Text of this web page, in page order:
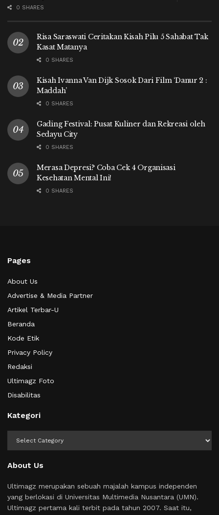
0 SHARES
Risa Saraswati Ceritakan Kisah Pilu 5 Sahabat Tak
Kasat Matanya
0 SHARES
Kisah Ivanna Van Dijk Sosok Dari Film ‘Danur 2 :
Maddah’
0 SHARES
Gading Festival: Pusat Kuliner dan Rekreasi oleh
Sedayu City
0 SHARES
Merasa Depresi? Coba Cek 4 Organisasi
Kesehatan Mental Ini!
0 SHARES
Pages
About Us
Advertise & Media Partner
Artikel Terbar-U
Beranda
Kode Etik
Privacy Policy
Redaksi
Ultimagz Foto
Disabilitas
Kategori
About Us
Ultimagz merupakan sebuah majalah kampus independen
yang berlokasi di Universitas Multimedia Nusantara (UMN).
Ultimagz pertama kali terbit pada tahun 2007. Saat itu,